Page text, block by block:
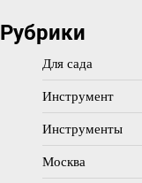
Рубрики
Для сада
Инструмент
Инструменты
Москва